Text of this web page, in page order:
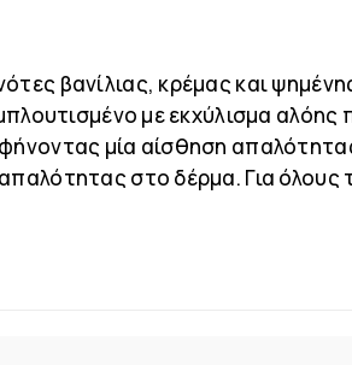
βανίλιας, κρέμας και
με εκχύλισμα αλόης
μία αίσθηση
στο δέρμα. Για